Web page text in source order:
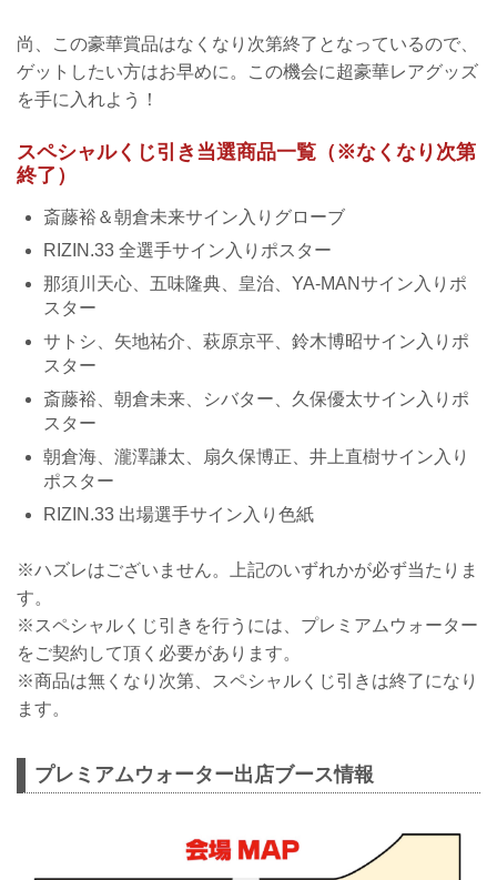
尚、この豪華賞品はなくなり次第終了となっているので、
ゲットしたい方はお早めに。この機会に超豪華レアグッズ
を手に入れよう！
スペシャルくじ引き当選商品一覧（※なくなり次第
終了）
斎藤裕＆朝倉未来サイン入りグローブ
RIZIN.33 全選手サイン入りポスター
那須川天心、五味隆典、皇治、YA-MANサイン入りポ
スター
サトシ、矢地祐介、萩原京平、鈴木博昭サイン入りポ
スター
斎藤裕、朝倉未来、シバター、久保優太サイン入りポ
スター
朝倉海、瀧澤謙太、扇久保博正、井上直樹サイン入り
ポスター
RIZIN.33 出場選手サイン入り色紙
※ハズレはございません。上記のいずれかが必ず当たりま
す。
※スペシャルくじ引きを行うには、プレミアムウォーター
をご契約して頂く必要があります。
※商品は無くなり次第、スペシャルくじ引きは終了になり
ます。
プレミアムウォーター出店ブース情報